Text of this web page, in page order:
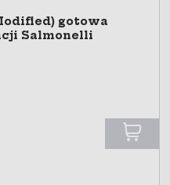
gotowa
Salmonelli